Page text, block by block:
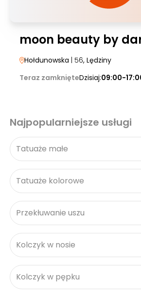
moon beauty by
Hołdunowska | 56, Lędziny
Teraz zamknięteDzisiaj:09:00-
Najpopularniejsze usługi
Tatuaże małe
Tatuaże kolorowe
Przekłuwanie uszu
Kolczyk w nosie
Kolczyk w pępku